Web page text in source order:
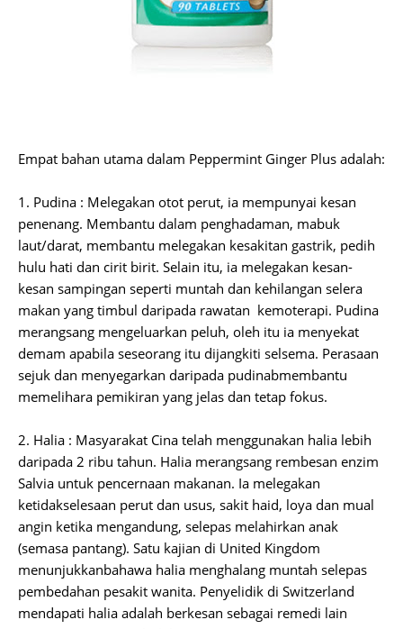
Empat bahan utama dalam Peppermint Ginger Plus adalah:
1. Pudina : Melegakan otot perut, ia mempunyai kesan
penenang. Membantu dalam penghadaman, mabuk
laut/darat, membantu melegakan kesakitan gastrik, pedih
hulu hati dan cirit birit. Selain itu, ia melegakan kesan-
kesan sampingan seperti muntah dan kehilangan selera
makan yang timbul daripada rawatan kemoterapi. Pudina
merangsang mengeluarkan peluh, oleh itu ia menyekat
demam apabila seseorang itu dijangkiti selsema. Perasaan
sejuk dan menyegarkan daripada pudinabmembantu
memelihara pemikiran yang jelas dan tetap fokus.
2. Halia : Masyarakat Cina telah menggunakan halia lebih
daripada 2 ribu tahun. Halia merangsang rembesan enzim
Salvia untuk pencernaan makanan. Ia melegakan
ketidakselesaan perut dan usus, sakit haid, loya dan mual
angin ketika mengandung, selepas melahirkan anak
(semasa pantang). Satu kajian di United Kingdom
menunjukkanbahawa halia menghalang muntah selepas
pembedahan pesakit wanita. Penyelidik di Switzerland
mendapati halia adalah berkesan sebagai remedi lain